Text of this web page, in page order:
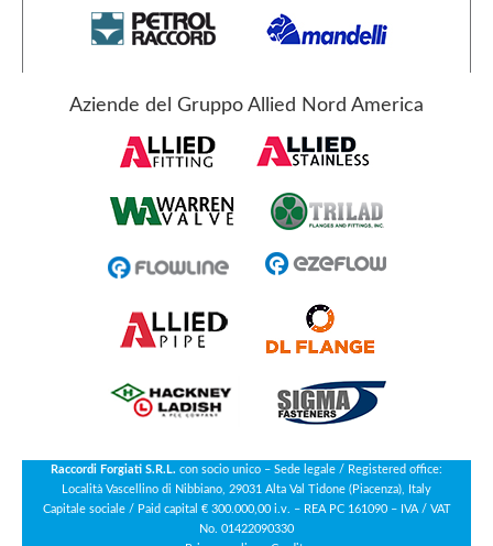
Aziende del Gruppo Allied Nord America
Raccordi Forgiati S.R.L. con socio unico – Sede legale / Registered office:
Località Vascellino di Nibbiano, 29031 Alta Val Tidone (Piacenza), Italy
Capitale sociale / Paid capital € 300.000,00 i.v. – REA PC 161090 – IVA / VAT
No. 01422090330